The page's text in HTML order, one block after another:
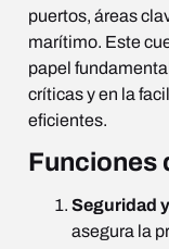
puertos, áreas
marítimo. Este
papel
críticas y en la
eficientes.
Funciones
Seguridad
asegura la